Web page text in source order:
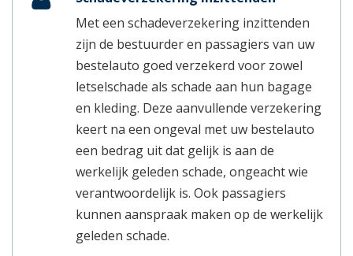
Met een schadeverzekering inzittenden
zijn de bestuurder en passagiers van uw
bestelauto goed verzekerd voor zowel
letselschade als schade aan hun bagage
en kleding. Deze aanvullende verzekering
keert na een ongeval met uw bestelauto
een bedrag uit dat gelijk is aan de
werkelijk geleden schade, ongeacht wie
verantwoordelijk is. Ook passagiers
kunnen aanspraak maken op de werkelijk
geleden schade.